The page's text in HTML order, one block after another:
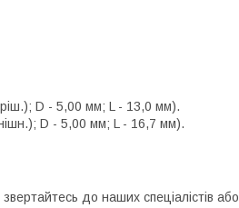
D - 5,00 мм; L - 13,0 мм).
D - 5,00 мм; L - 16,7 мм).
до наших спеціалістів або